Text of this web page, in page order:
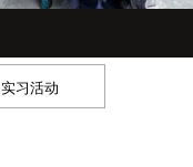
实习活动